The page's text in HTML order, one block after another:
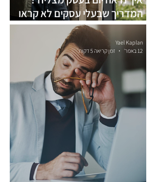
המדריך שבעלי עסקים לא קראו
עדיין
Yael Kaplan
12 באפר׳
זמן קריאה 5 דקות